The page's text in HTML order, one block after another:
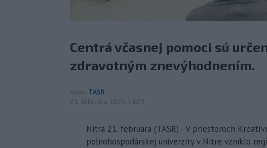
Centrá včasnej pomoci sú
zdravotným znevýhodnením.
Autor TASR
21. februára 2025 14:23
Nitra 21. februára (TASR) - V priestoroch
poľnohospodárskej univerzity v Nitre vzniklo